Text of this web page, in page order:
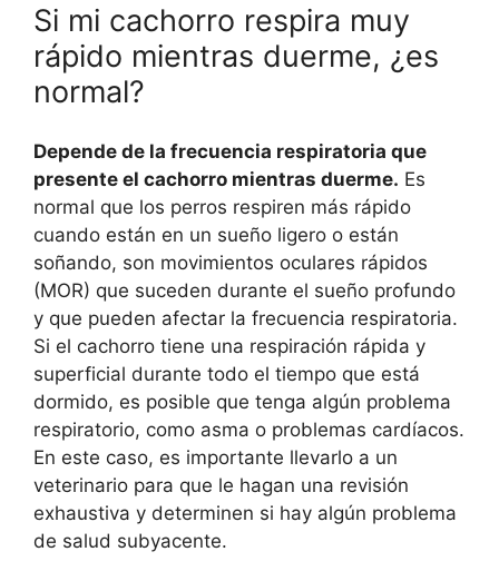
Si mi cachorro respira muy
rápido mientras duerme, ¿es
normal?
Depende de la frecuencia respiratoria que
presente el cachorro mientras duerme. Es
normal que los perros respiren más rápido
cuando están en un sueño ligero o están
soñando, son movimientos oculares rápidos
(MOR) que suceden durante el sueño profundo
y que pueden afectar la frecuencia respiratoria.
Si el cachorro tiene una respiración rápida y
superficial durante todo el tiempo que está
dormido, es posible que tenga algún problema
respiratorio, como asma o problemas cardíacos.
En este caso, es importante llevarlo a un
veterinario para que le hagan una revisión
exhaustiva y determinen si hay algún problema
de salud subyacente.